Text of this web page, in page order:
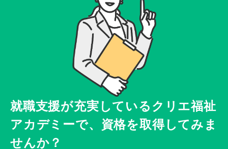
就職支援が充実している クリエ福祉
アカデミーで、 資格を取得してみま
せんか？